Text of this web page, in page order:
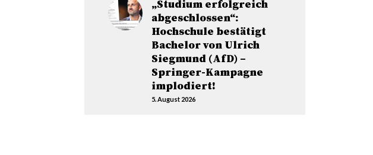
„Studium erfolgreich
abgeschlossen“:
Hochschule bestätigt
Bachelor von Ulrich
Siegmund (AfD) –
Springer-Kampagne
implodiert!
5. August 2026